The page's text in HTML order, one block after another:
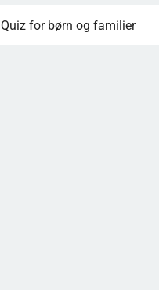
Quiz for børn og familier